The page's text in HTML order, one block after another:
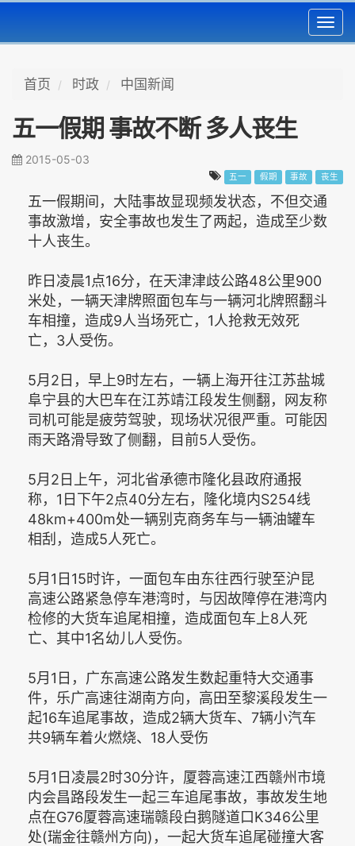
首页 时政 中国新闻
五一假期 事故不断 多人丧生
2015-05-03
五一 假期 事故 丧生
五一假期间，大陆事故显现频发状态，不但交通
事故激增，安全事故也发生了两起，造成至少数
十人丧生。
昨日凌晨1点16分，在天津津歧公路48公里900
米处，一辆天津牌照面包车与一辆河北牌照翻斗
车相撞，造成9人当场死亡，1人抢救无效死
亡，3人受伤。
5月2日，早上9时左右，一辆上海开往江苏盐城
阜宁县的大巴车在江苏靖江段发生侧翻，网友称
司机可能是疲劳驾驶，现场状况很严重。可能因
雨天路滑导致了侧翻，目前5人受伤。
5月2日上午，河北省承德市隆化县政府通报
称，1日下午2点40分左右，隆化境内S254线
48km+400m处一辆别克商务车与一辆油罐车
相刮，造成5人死亡。
5月1日15时许，一面包车由东往西行驶至沪昆
高速公路紧急停车港湾时，与因故障停在港湾内
检修的大货车追尾相撞，造成面包车上8人死
亡、其中1名幼儿人受伤。
5月1日，广东高速公路发生数起重特大交通事
件，乐广高速往湖南方向，高田至黎溪段发生一
起16车追尾事故，造成2辆大货车、7辆小汽车
共9辆车着火燃烧、18人受伤
5月1日凌晨2时30分许，厦蓉高速江西赣州市境
内会昌路段发生一起三车追尾事故，事故发生地
点在G76厦蓉高速瑞赣段白鹅隧道口K346公里
处(瑞金往赣州方向)，一起大货车追尾碰撞大客